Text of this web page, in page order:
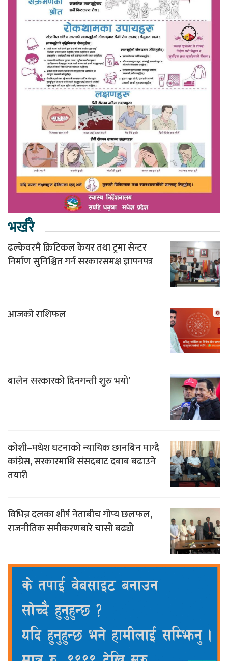
भर्खरै
ढल्केवरमै क्रिटिकल केयर तथा ट्रमा सेन्टर
निर्माण सुनिश्चित गर्न सरकारसमक्ष ज्ञापनपत्र
आजको राशिफल
बालेन सरकारको दिनगन्ती शुरु भयो’
कोशी–मधेश घटनाको न्यायिक छानबिन माग्दै
कांग्रेस, सरकारमाथि संसदबाट दबाब बढाउने
तयारी
विभिन्न दलका शीर्ष नेताबीच गोप्य छलफल,
राजनीतिक समीकरणबारे चासो बढ्यो